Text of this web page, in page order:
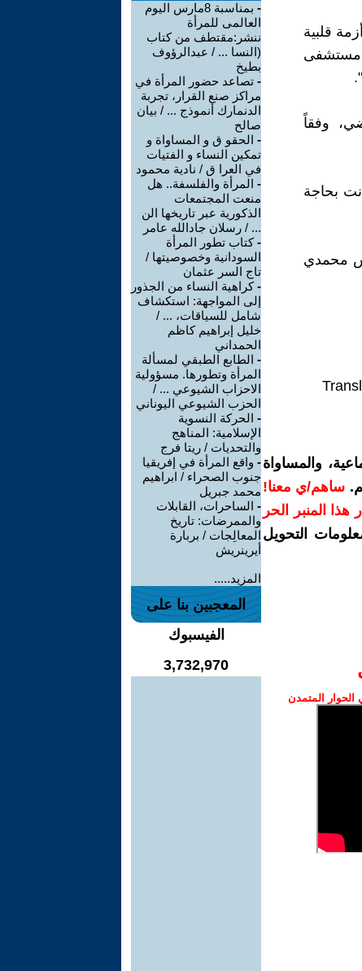
قلبية
مستشفى
وفقاً
بحاجة
محمدي
والمساواة
ساهم/ي معنا!
هذا المنبر الحر
التحويل
المتمدن
-
بمناسبة 8مارس اليوم
العالمى للمرأة
ننشر:مقتطف من كتاب
(النسا ... / عبدالرؤوف
بطيخ
- تصاعد حضور المرأة في
مراكز صنع القرار، تجربة
الدنمارك أنموذج ... / بيان
صالح
- الحقو ق و المساواة و
تمكين النساء و الفتيات
في العرا ق / نادية محمود
- المرأة والفلسفة.. هل
منعت المجتمعات
الذكورية عبر تاريخها الن
... / رسلان جادالله عامر
-كتاب تطور المرأة
السودانية وخصوصيتها /
تاج السر عثمان
-كراهية النساء من الجذور
إلى المواجهة: استكشاف
شامل للسياقات، ... /
خليل إبراهيم كاظم
الحمداني
- الطابع الطبقي لمسألة
المرأة وتطورها. مسؤولية
الاحزاب الشيوعي ... /
الحزب الشيوعي اليوناني
- الحركة النسوية
الإسلامية: المناهج
والتحديات / ريتا فرج
- واقع المرأة في إفريقيا
جنوب الصحراء / ابراهيم
محمد جبريل
- الساحرات، القابلات
والممرضات: تاريخ
المعالِجات / بربارة
أيرينريش
المزيد.....
المعجبين بنا على
الفيسبوك
3,732,970